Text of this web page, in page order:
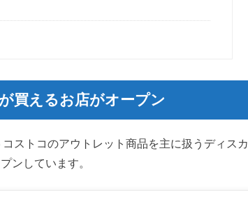
買えるお店がオープン
ストコのアウトレット商品を主に扱うディスカ
ンしています。